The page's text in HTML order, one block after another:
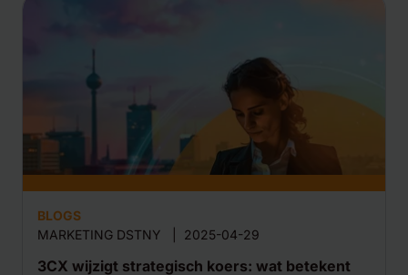
BLOGS
MARKETING DSTNY
2025-04-29
3CX wijzigt strategisch koers: wat betekent